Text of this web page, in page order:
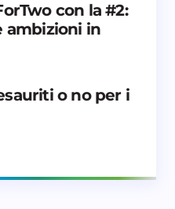
con la #2:
ambizioni in
o no per i